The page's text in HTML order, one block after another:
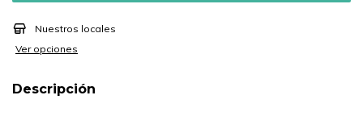
Nuestros locales
Ver opciones
Descripción